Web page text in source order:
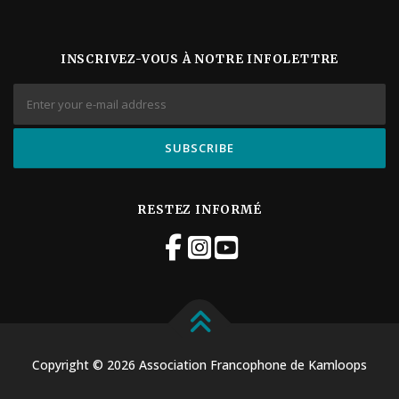
INSCRIVEZ-VOUS À NOTRE INFOLETTRE
RESTEZ INFORMÉ
Copyright © 2026 Association Francophone de Kamloops